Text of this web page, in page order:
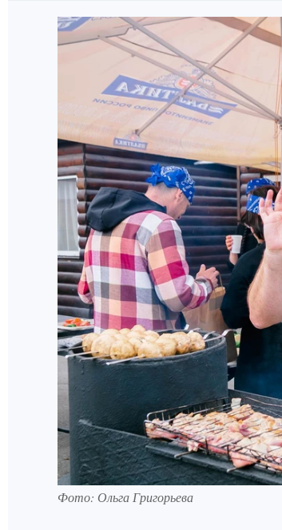
Фото: Ольга Григорьева